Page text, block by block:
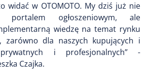
widać w OTOMOTO. My dziś już nie
portalem ogłoszeniowym, ale
wiedzę na temat rynku
zarówno dla naszych kupujących i
prywatnych i profesjonalnych” -
Czajka.